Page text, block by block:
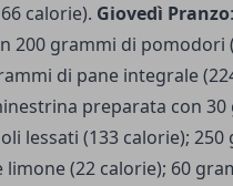
calorie). Giovedì Pranzo
200 grammi di pomodori
di pane integrale
preparata con
lessati (133 calorie);
(22 calorie); 60